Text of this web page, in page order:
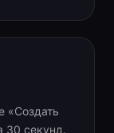
«Создать
30 секунд.